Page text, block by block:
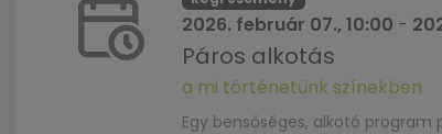
2026. február 07., 10:00 -
Páros alkotás
a mi történetünk színekben
Egy bensőséges, alkotó program